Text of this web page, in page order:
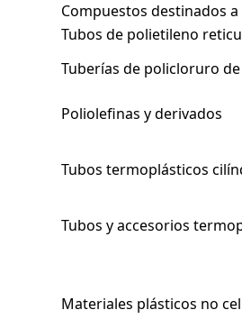
Compuestos destinados
Tubos de polietileno
Tuberías de policloruro
Poliolefinas y derivados
Tubos termoplásticos
Tubos y accesorios
Materiales plásticos no